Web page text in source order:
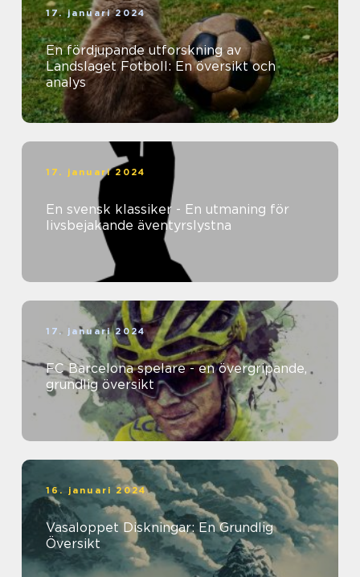
17. januari 2024
En fördjupande utforskning av
Landslaget Fotboll: En översikt och
analys
17. januari 2024
En svensk klassiker - En utmaning för
livsbejakande äventyrslystna
17. januari 2024
FC Barcelona spelare - en övergripande,
grundlig översikt
16. januari 2024
Vasaloppet Diskningar: En Grundlig
Översikt